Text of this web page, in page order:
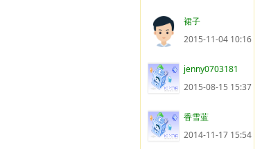
裙子
2015-11-04 10:16
jenny0703181
2015-08-15 15:37
香雪蓝
2014-11-17 15:54